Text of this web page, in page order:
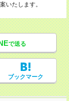
いたします。
で送る
ブックマーク